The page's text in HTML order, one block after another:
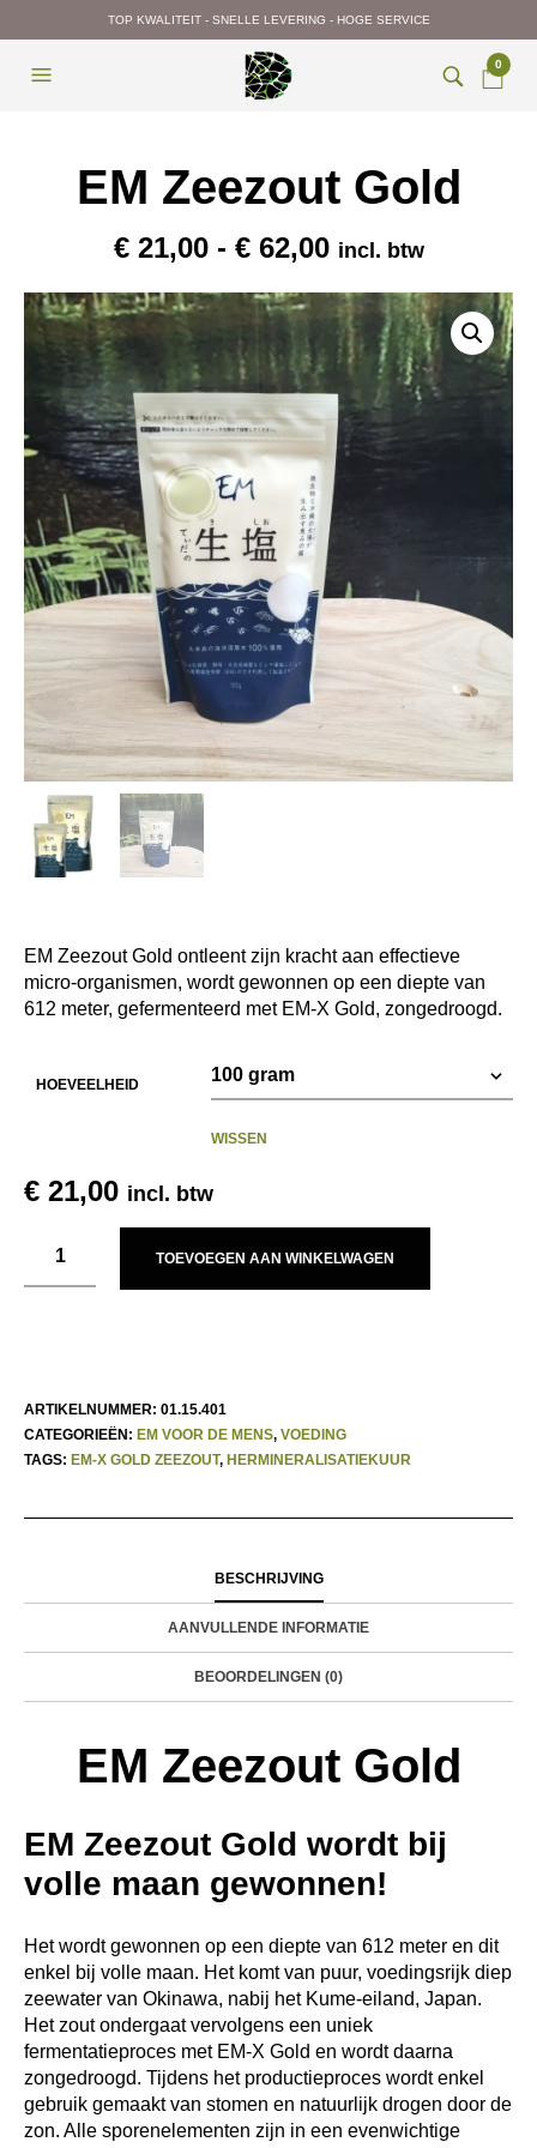
TOP KWALITEIT - SNELLE LEVERING - HOGE SERVICE
0
EM Zeezout Gold
€21,00 - €62,00Prijsklasse:
tot
€ 62,00
incl. btw
EM Zeezout Gold ontleent zijn kracht aan effectieve
micro-organismen, wordt gewonnen op een diepte van
612 meter, gefermenteerd met EM-X Gold, zongedroogd.
HOEVEELHEID
WISSEN
€ 21,00 incl. btw
TOEVOEGEN AAN WINKELWAGEN
ARTIKELNUMMER: 01.15.401
CATEGORIEËN: EM VOOR DE MENS, VOEDING
TAGS: EM-X GOLD ZEEZOUT, HERMINERALISATIEKUUR
BESCHRIJVING
AANVULLENDE INFORMATIE
BEOORDELINGEN (0)
EM Zeezout Gold
EM Zeezout Gold wordt bij
volle maan gewonnen!
Het wordt gewonnen op een diepte van 612 meter en dit
enkel bij volle maan. Het komt van puur, voedingsrijk diep
zeewater van Okinawa, nabij het Kume-eiland, Japan.
Het zout ondergaat vervolgens een uniek
fermentatieproces met EM-X Gold en wordt daarna
zongedroogd. Tijdens het productieproces wordt enkel
gebruik gemaakt van stomen en natuurlijk drogen door de
zon. Alle sporenelementen zijn in een evenwichtige